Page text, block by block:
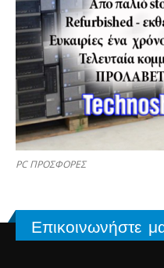
PC ΠΡΟΣΦΟΡΕΣ
Επικοινωνήστε